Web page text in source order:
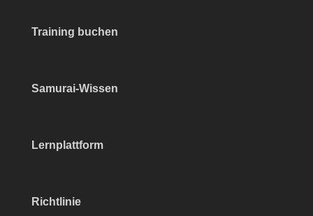
Training buchen
Samurai-Wissen
Lernplattform
Richtlinie